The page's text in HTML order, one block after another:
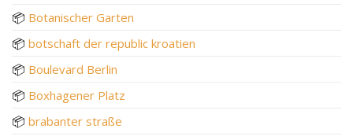
📦 Botanischer Garten
📦 botschaft der republic kroatien
📦 Boulevard Berlin
📦 Boxhagener Platz
📦 brabanter straße